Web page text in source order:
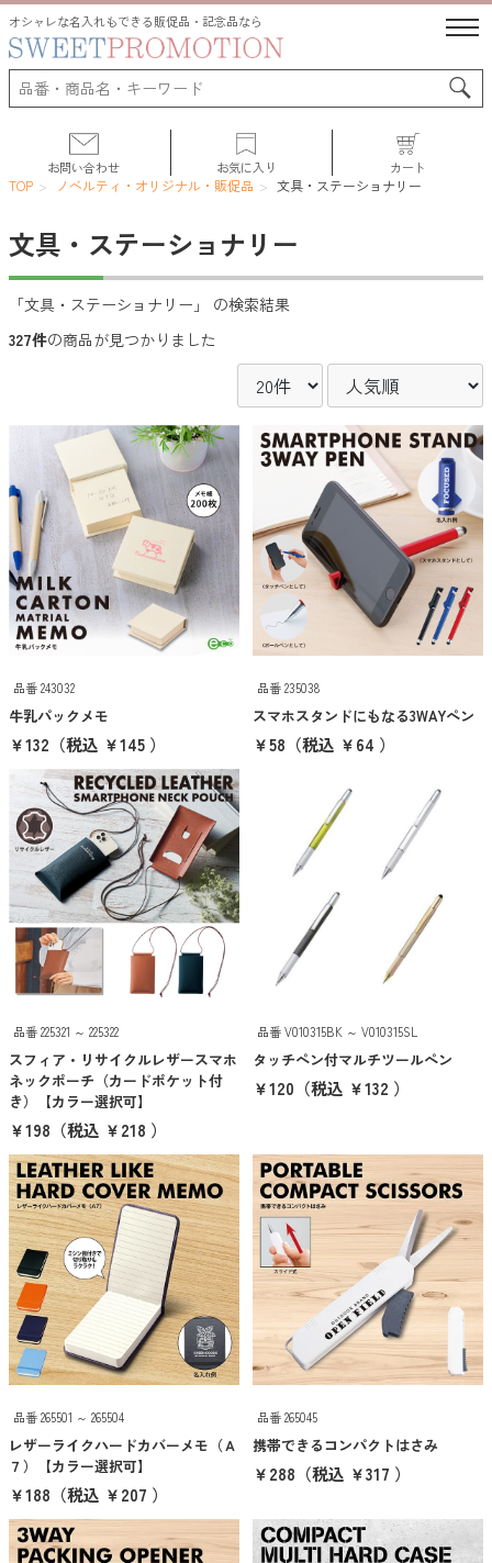
オシャレな名入れもできる販促品・記念品なら
お問い合わせ お気に入り カート
人気ランキング
初めての方へ
よくある質問
ご注文・包装について
スイプロマガジン
オリジナルグッズ制作について
入稿データについて
キーワード検索
価格帯から探す
100円以下
101〜200円
201〜300円
301〜400円
401〜500円
501円以上
クリア 検索
希望価格帯から探す
クリア 検索
カテゴリーから探す
エコバッグ・トートバッグ
TOP ノベルティ・オリジナル・販促品 文具・ステーショナリー
文具・ステーショナリー
「文具・ステーショナリー」 の検索結果
327件の商品が見つかりました
品番 243032
牛乳パックメモ
￥132 （税込 ￥145 ）
品番 235038
スマホスタンドにもなる3WAYペン
￥58 （税込 ￥64 ）
品番 225321 ～ 225322
スフィア・リサイクルレザースマホ
ネックポーチ（カードポケット付
き）【カラー選択可】
￥198 （税込 ￥218 ）
品番 V010315BK ～ V010315SL
タッチペン付マルチツールペン
￥120 （税込 ￥132 ）
品番 265501 ～ 265504
レザーライクハードカバーメモ（Ａ
７）【カラー選択可】
￥188 （税込 ￥207 ）
品番 265045
携帯できるコンパクトはさみ
￥288 （税込 ￥317 ）